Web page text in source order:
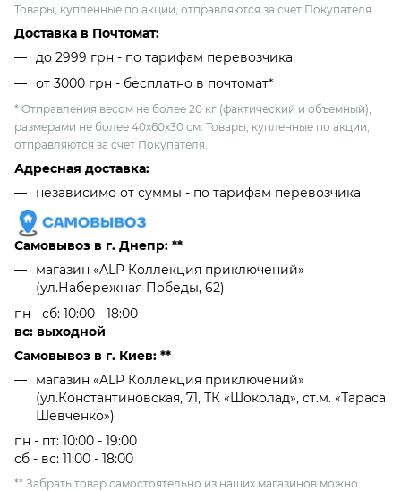
Товары, купленные по акции, отправляются за счет Покупателя.
Доставка в Почтомат:
до 2999 грн - по тарифам перевозчика
от 3000 грн - бесплатно в почтомат*
* Отправления весом не более 20 кг (фактический и объемный),
размерами не более 40х60х30 см. Товары, купленные по акции,
отправляются за счет Покупателя.
Адресная доставка:
независимо от cуммы - по тарифам перевозчика
Самовывоз в г. Днепр: **
магазин «ALP Коллекция приключений»
(ул.Набережная Победы, 62)
пн - сб: 10:00 - 18:00
вс: выходной
Самовывоз в г. Киев: **
магазин «ALP Коллекция приключений»
(ул.Константиновская, 71, ТК «Шоколад», ст.м. «Тараса
Шевченко»)
пн - пт: 10:00 - 19:00
сб - вс: 11:00 - 18:00
** Забрать товар самостоятельно из наших магазинов можно